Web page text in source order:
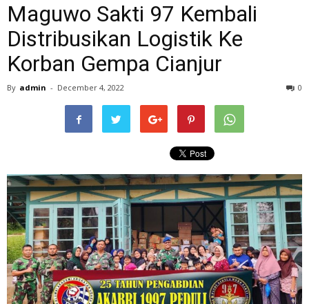
Maguwo Sakti 97 Kembali
Distribusikan Logistik Ke
Korban Gempa Cianjur
By admin - December 4, 2022 0